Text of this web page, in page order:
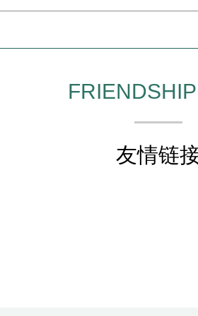
友情链